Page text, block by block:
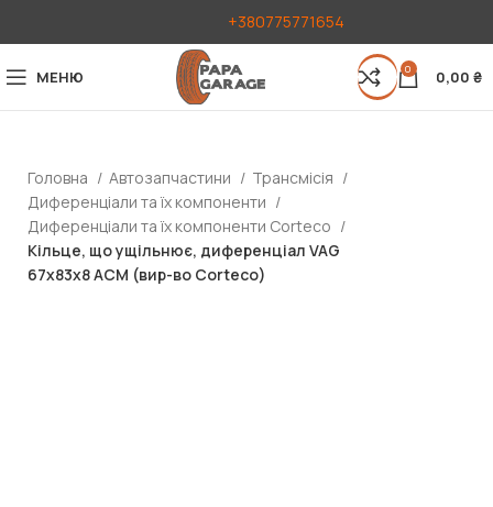
+380775771654
МЕНЮ 0 0,00 ₴
Головна Автозапчастини
Трансмісія
Диференціали та їх компоненти
Диференціали та їх компоненти Corteco
Кільце, що ущільнює, диференціал VAG
67x83x8 АСМ (вир-во Corteco)